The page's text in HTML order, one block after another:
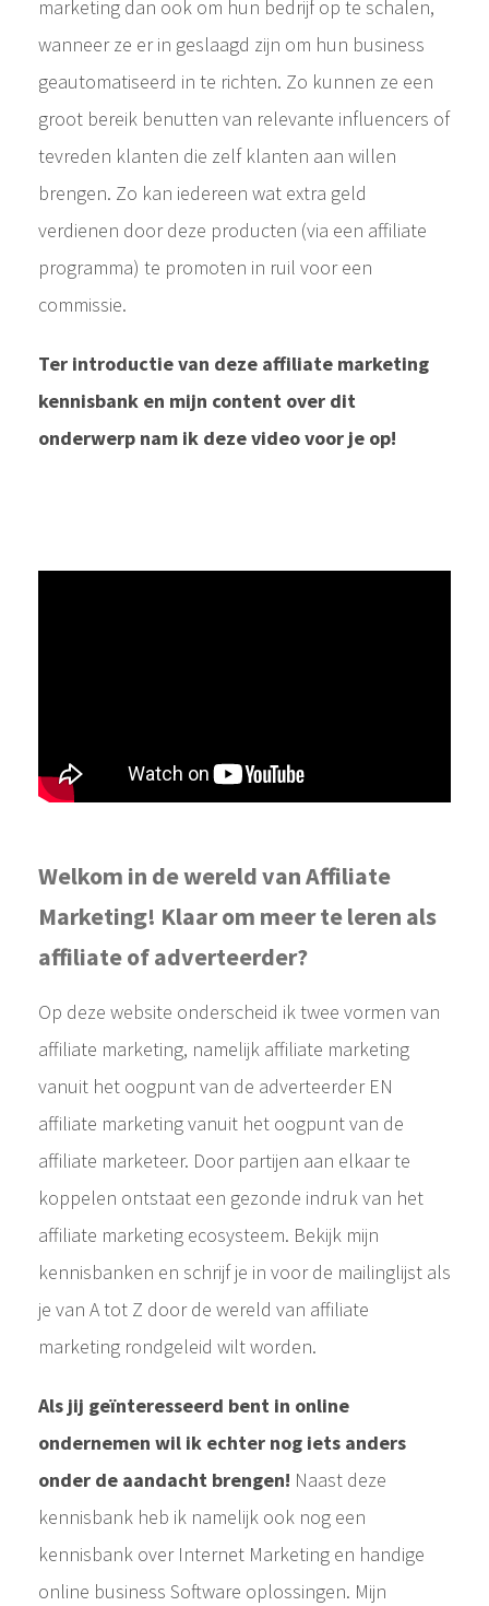
marketing dan ook om hun bedrijf op te schalen,
wanneer ze er in geslaagd zijn om hun business
geautomatiseerd in te richten. Zo kunnen ze een
groot bereik benutten van relevante influencers of
tevreden klanten die zelf klanten aan willen
brengen. Zo kan iedereen wat extra geld
verdienen door deze producten (via een affiliate
programma) te promoten in ruil voor een
commissie.
Ter introductie van deze affiliate marketing
kennisbank en mijn content over dit
onderwerp nam ik deze video voor je op!
Welkom in de wereld van Affiliate
Marketing! Klaar om meer te leren als
affiliate of adverteerder?
Op deze website onderscheid ik twee vormen van
affiliate marketing, namelijk affiliate marketing
vanuit het oogpunt van de adverteerder EN
affiliate marketing vanuit het oogpunt van de
affiliate marketeer. Door partijen aan elkaar te
koppelen ontstaat een gezonde indruk van het
affiliate marketing ecosysteem. Bekijk mijn
kennisbanken en schrijf je in voor de mailinglijst als
je van A tot Z door de wereld van affiliate
marketing rondgeleid wilt worden.
Als jij geïnteresseerd bent in online
ondernemen wil ik echter nog iets anders
onder de aandacht brengen! Naast deze
kennisbank heb ik namelijk ook nog een
kennisbank over Internet Marketing en handige
online business Software oplossingen. Mijn